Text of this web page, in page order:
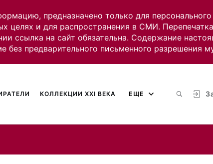
предназначено только для персонального
целях и для распространения в СМИ. Перепечатка
ссылка на сайт обязательна. Содержание
предварительного письменного разрешения
КОЛЛЕКЦИИ XXI ВЕКА ЕЩЕ